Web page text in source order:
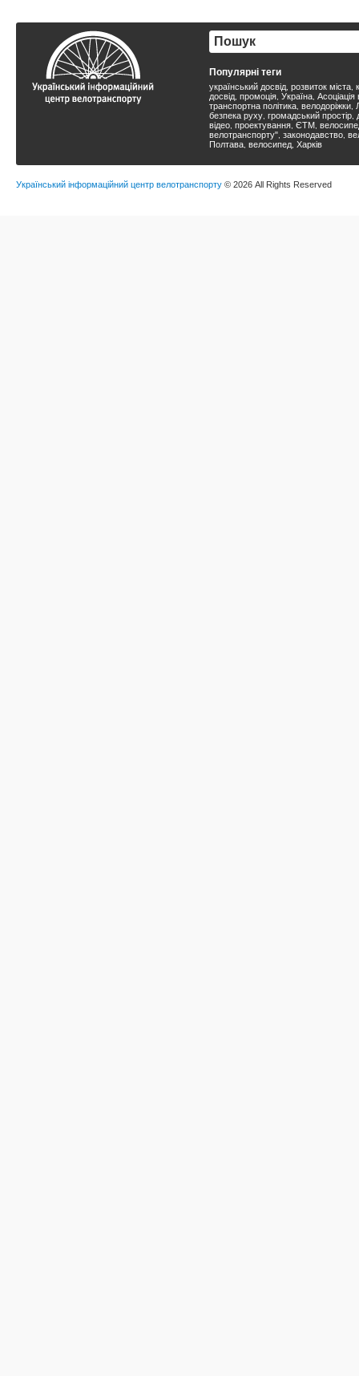
Популярні теги
український досвід розвиток міста
досвід промоція Україна
транспортна політика велодоріжки
безпека руху громадський простір
відео проектування ЄТМ
велотранспорту" законодавство
Полтава велосипед Харків
Український інформаційний центр велотранспорту © 2026 All Rights Reserved